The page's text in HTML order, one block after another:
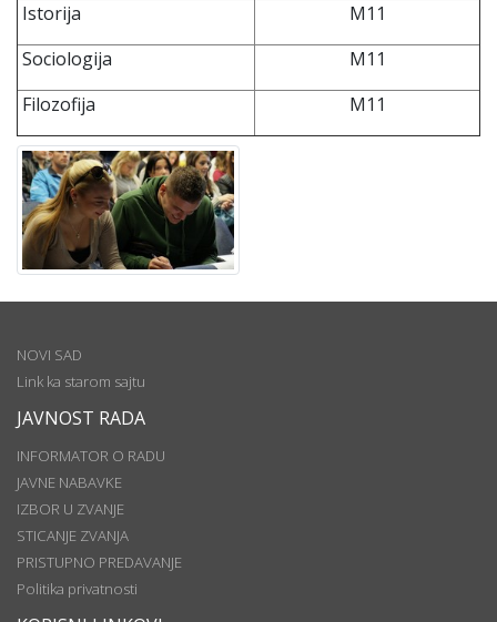
Istorija
M11
Sociologija
M11
Filozofija
M11
NOVI SAD
Link ka starom sajtu
JAVNOST RADA
INFORMATOR O RADU
JAVNE NABAVKE
IZBOR U ZVANJE
STICANJE ZVANJA
PRISTUPNO PREDAVANJE
Politika privatnosti